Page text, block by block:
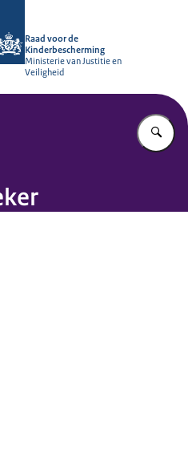
Raad voor de
Kinderbescherming
Ministerie van Justitie en
Veiligheid